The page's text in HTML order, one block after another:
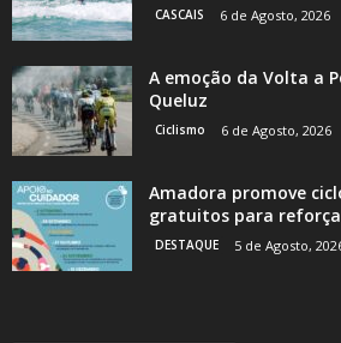
CASCAIS 6 de Agosto, 2026
A emoção da Volta a
Queluz
Ciclismo 6 de Agosto, 2026
Amadora promove
gratuitos para
DESTAQUE 5 de Agosto,